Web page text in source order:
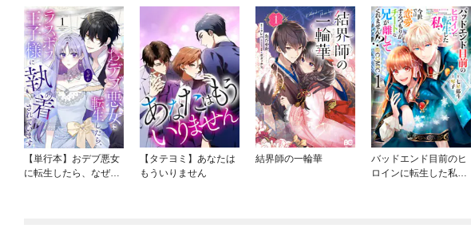
【単行本】おデブ悪女
に転生したら、なぜか
【タテヨミ】あなたは
もういりません
結界師の一輪華
バッドエンド目前のヒ
ロインに転生した私、